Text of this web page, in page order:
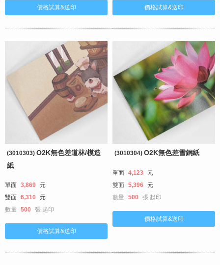
(3010303)O2K無色差道林/模造
紙
單面 3,869 元
雙面 6,310 元
數量 500 張 起印
(3010304)O2K無色差雪銅紙
單面 4,123 元
雙面 5,396 元
數量 500 張 起印